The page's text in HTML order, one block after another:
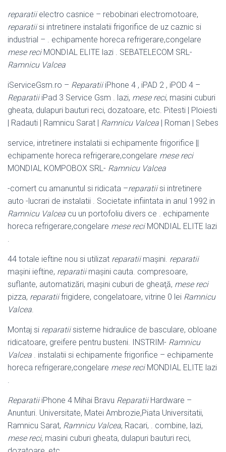
reparatiielectro casnice – rebobinari electromotoare,
reparatiisi intretinere instalatii frigorifice de uz caznic si
industrial – . echipamente horeca refrigerare,congelare
mese reciMONDIAL ELITE lazi . SEBATELECOM SRL-
Ramnicu Valcea
iServiceGsm.ro – ReparatiiiPhone 4 , iPAD 2 , iPOD 4 –
ReparatiiiPad 3 Service Gsm . lazi, mese reci, masini cuburi
gheata, dulapuri bauturi reci, dozatoare, etc. Pitesti | Ploiesti
| Radauti | Ramnicu Sarat | Ramnicu Valcea | Roman | Sebes
service, intretinere instalatii si echipamente frigorifice ||
echipamente horeca refrigerare,congelare mese reci
MONDIAL KOMPOBOX SRL- Ramnicu Valcea
-comert cu amanuntul si ridicata –reparatiisi intretinere
auto -lucrari de instalatii . Societate infiintata in anul 1992 in
Ramnicu Valcea cu un portofoliu divers ce . echipamente
horeca refrigerare,congelare mese reciMONDIAL ELITE lazi
.
44 totale ieftine nou si utilizat reparatiimașini. reparatii
mașini ieftine, reparatiimașini cauta. compresoare,
suflante, automatizări, maşini cuburi de gheaţă, mese reci
pizza, reparatiifrigidere, congelatoare, vitrine 0 lei Ramnicu
Valcea.
Montaj si reparatiisisteme hidraulice de basculare, obloane
ridicatoare, greifere pentru busteni. INSTRIM- Ramnicu
Valcea . instalatii si echipamente frigorifice – echipamente
horeca refrigerare,congelare mese reciMONDIAL ELITE lazi
.
ReparatiiiPhone 4 Mihai Bravu ReparatiiHardware –
Anunturi. Universitate, Matei Ambrozie,Piata Universitatii,
Ramnicu Sarat, Ramnicu Valcea, Racari, . combine, lazi,
mese reci, masini cuburi gheata, dulapuri bauturi reci,